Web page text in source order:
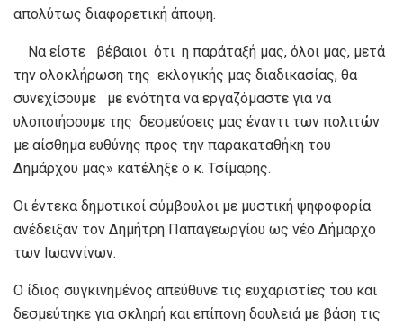
απολύτως διαφορετική άποψη.
Να είστε βέβαιοι ότι η παράταξή μας, όλοι μας, μετά
την ολοκλήρωση της εκλογικής μας διαδικασίας, θα
συνεχίσουμε με ενότητα να εργαζόμαστε για να
υλοποιήσουμε της δεσμεύσεις μας έναντι των πολιτών
με αίσθημα ευθύνης προς την παρακαταθήκη του
Δημάρχου μας» κατέληξε ο κ. Τσίμαρης.
Οι έντεκα δημοτικοί σύμβουλοι με μυστική ψηφοφορία
ανέδειξαν τον Δημήτρη Παπαγεωργίου ως νέο Δήμαρχο
των Ιωαννίνων.
Ο ίδιος συγκινημένος απεύθυνε τις ευχαριστίες του και
δεσμεύτηκε για σκληρή και επίπονη δουλειά με βάση τις